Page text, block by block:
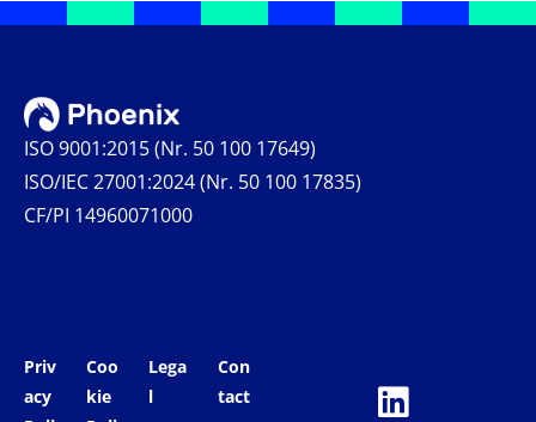
ISO 9001:2015 (Nr. 50 100 17649)
ISO/IEC 27001:2024 (Nr. 50 100 17835)
CF/PI 14960071000
Priv
acy
Coo
kie
Lega
l
Con
tact